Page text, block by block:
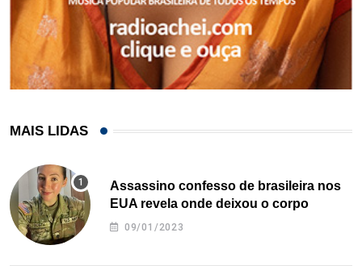
MAIS LIDAS
Assassino confesso de brasileira nos
EUA revela onde deixou o corpo
09/01/2023